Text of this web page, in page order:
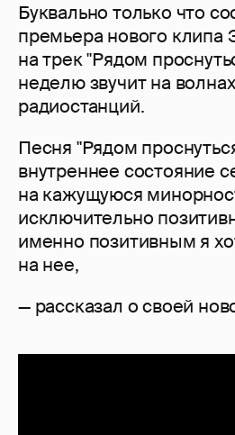
Буквально только что
премьера нового клипа
на трек "Рядом
неделю звучит на
радиостанций.
Песня "Рядом
внутреннее состояние
на кажущуюся
исключительно
именно позитивным я
на нее,
— рассказал о своей